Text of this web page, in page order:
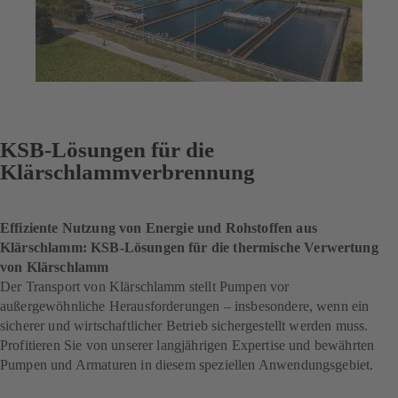
KSB-Lösungen für die
Klärschlammverbrennung
Effiziente Nutzung von Energie und Rohstoffen aus
Klärschlamm: KSB-Lösungen für die thermische Verwertung
von Klärschlamm
Der Transport von Klärschlamm stellt Pumpen vor
außergewöhnliche Herausforderungen – insbesondere, wenn ein
sicherer und wirtschaftlicher Betrieb sichergestellt werden muss.
Profitieren Sie von unserer langjährigen Expertise und bewährten
Pumpen und Armaturen in diesem speziellen Anwendungsgebiet.